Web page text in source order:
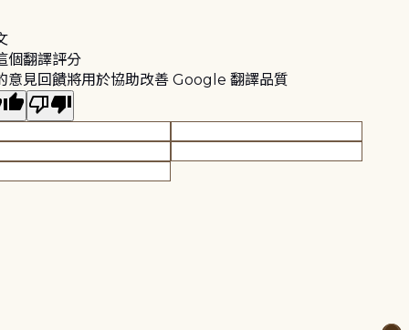
個翻譯評分
意見回饋將用於協助改善 Google 翻譯品質